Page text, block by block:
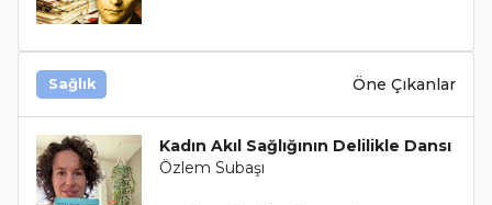
Sağlık Öne Çıkanlar
Kadın Akıl Sağlığının Delilikle Dansı
Özlem Subaşı